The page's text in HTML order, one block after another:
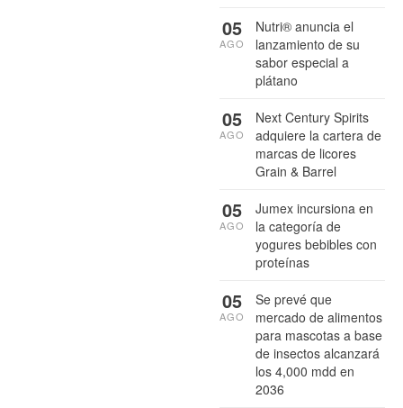
Nutri® anuncia el
lanzamiento de su
sabor especial a
plátano
05
AGO
Next Century Spirits
adquiere la cartera de
marcas de licores
Grain & Barrel
05
AGO
Jumex incursiona en
la categoría de
yogures bebibles con
proteínas
05
AGO
Se prevé que
mercado de alimentos
para mascotas a base
de insectos alcanzará
los 4,000 mdd en
2036
05
AGO